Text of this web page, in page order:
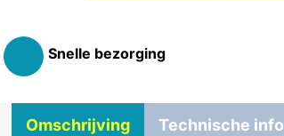
Snelle bezorging
Omschrijving Technische info